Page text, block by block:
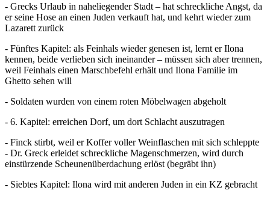
- Grecks Urlaub in naheliegender Stadt – hat schreckliche Angst, da
er seine Hose an einen Juden verkauft hat, und kehrt wieder zum
Lazarett zurück
- Fünftes Kapitel: als Feinhals wieder genesen ist, lernt er Ilona
kennen, beide verlieben sich ineinander – müssen sich aber trennen,
weil Feinhals einen Marschbefehl erhält und Ilona Familie im
Ghetto sehen will
- Soldaten wurden von einem roten Möbelwagen abgeholt
- 6. Kapitel: erreichen Dorf, um dort Schlacht auszutragen
- Finck stirbt, weil er Koffer voller Weinflaschen mit sich schleppte
- Dr. Greck erleidet schreckliche Magenschmerzen, wird durch
einstürzende Scheunenüberdachung erlöst (begräbt ihn)
- Siebtes Kapitel: Ilona wird mit anderen Juden in ein KZ gebracht